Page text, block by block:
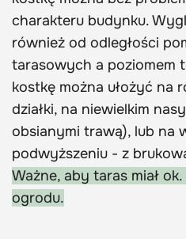
charakteru budynku.
również od odległości
tarasowych a poziomem
kostkę można ułożyć na
działki, na niewielkim
obsianymi trawą), lub na
podwyższeniu - z
Ważne, aby taras miał
ogrodu.